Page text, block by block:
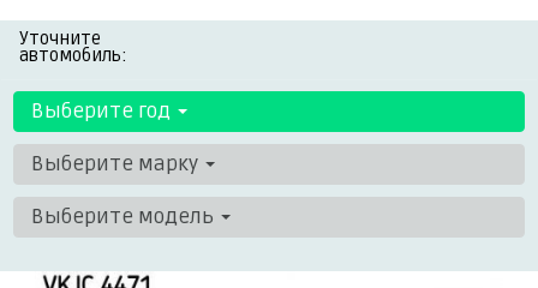
Уточните
автомобиль:
Выберите год
Выберите марку
Выберите модель